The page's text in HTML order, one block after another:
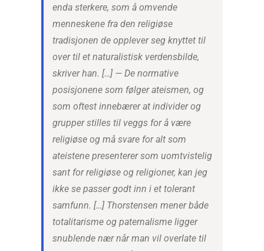
enda sterkere, som å omvende
menneskene fra den religiøse
tradisjonen de opplever seg knyttet til
over til et naturalistisk verdensbilde,
skriver han. […] — De normative
posisjonene som følger ateismen, og
som oftest innebærer at individer og
grupper stilles til veggs for å være
religiøse og må svare for alt som
ateistene presenterer som uomtvistelig
sant for religiøse og religioner, kan jeg
ikke se passer godt inn i et tolerant
samfunn. […] Thorstensen mener både
totalitarisme og paternalisme ligger
snublende nær når man vil overlate til